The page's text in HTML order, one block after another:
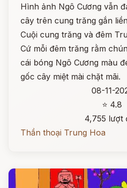
Hình ảnh Ngô Cương vẫn
cây trên cung trăng gắn
Cuội cung trăng và đêm
Cứ mỗi đêm trăng rằm
cái bóng Ngô Cương màu
gốc cây miệt mài chặt mãi.
08-11-
⭐ 4.8
4,755 lượt
Thần thoại Trung Hoa